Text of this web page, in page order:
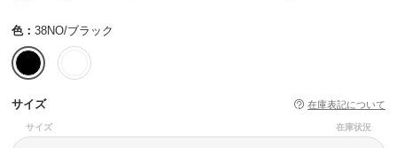
色： 38NO/ブラック
サイズ 在庫表記について
サイズ 在庫状況